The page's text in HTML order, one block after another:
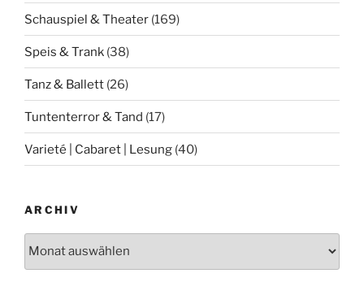
Schauspiel & Theater (169)
Speis & Trank (38)
Tanz & Ballett (26)
Tuntenterror & Tand (17)
Varieté | Cabaret | Lesung (40)
ARCHIV